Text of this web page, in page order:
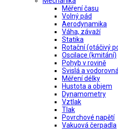
Měření času
Volný pád
Aerodynamika
Váha, závaží
Statika
Rotační (otáčivý
Oscilace (kmitání)
Pohyb v rovině
Svislá a
Měření délky
Hustota a objem
Dynamometry
Vztlak
Tlak
Povrchové napětí
Vakuová čerpadla